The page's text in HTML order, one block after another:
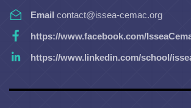
Email contact@issea-cemac.org
https://www.facebook.com/
https://www.linkedin.com/school/